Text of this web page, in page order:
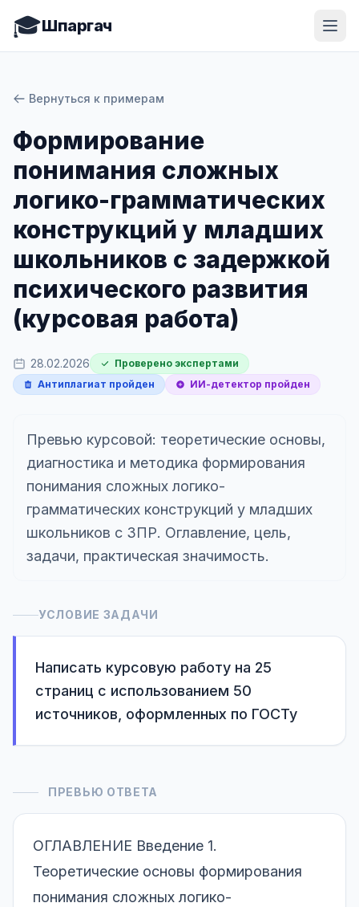
🎓Шпаргач
Вернуться к примерам
Формирование
понимания сложных
логико-грамматических
конструкций у младших
школьников с задержкой
психического развития
(курсовая работа)
28.02.2026
Проверено экспертами
Антиплагиат пройден
ИИ-детектор пройден
Превью курсовой: теоретические основы,
диагностика и методика формирования
понимания сложных логико-
грамматических конструкций у младших
школьников с ЗПР. Оглавление, цель,
задачи, практическая значимость.
УСЛОВИЕ ЗАДАЧИ
Написать курсовую работу на 25
страниц с использованием 50
источников, оформленных по ГОСТу
ПРЕВЬЮ ОТВЕТА
ОГЛАВЛЕНИЕ Введение 1.
Теоретические основы формирования
понимания сложных логико-